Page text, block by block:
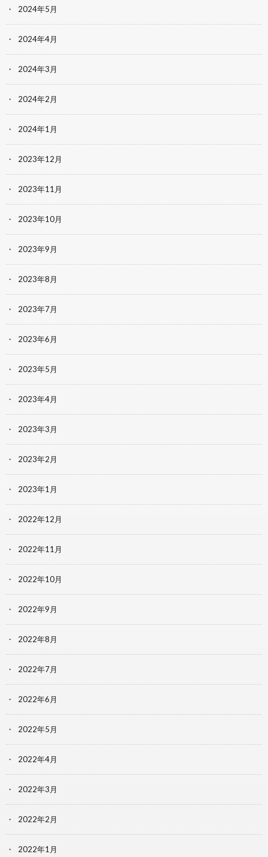
2024年5月
2024年4月
2024年3月
2024年2月
2024年1月
2023年12月
2023年11月
2023年10月
2023年9月
2023年8月
2023年7月
2023年6月
2023年5月
2023年4月
2023年3月
2023年2月
2023年1月
2022年12月
2022年11月
2022年10月
2022年9月
2022年8月
2022年7月
2022年6月
2022年5月
2022年4月
2022年3月
2022年2月
2022年1月